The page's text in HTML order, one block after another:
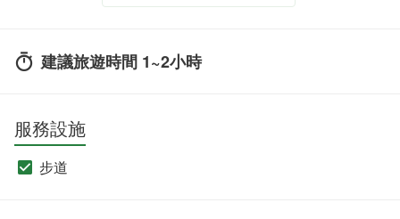
建議旅遊時間 1~2小時
服務設施
步道